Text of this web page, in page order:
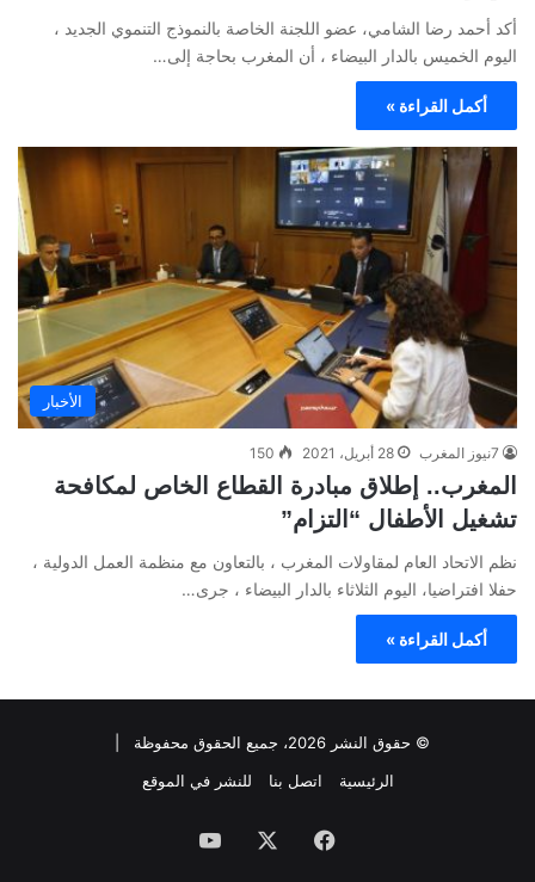
أكد أحمد رضا الشامي، عضو اللجنة الخاصة بالنموذج التنموي الجديد ،
اليوم الخميس بالدار البيضاء ، أن المغرب بحاجة إلى…
أكمل القراءة »
الأخبار
7نيوز المغرب 28 أبريل، 2021 150
المغرب.. إطلاق مبادرة القطاع الخاص لمكافحة
تشغيل الأطفال “التزام”
نظم الاتحاد العام لمقاولات المغرب ، بالتعاون مع منظمة العمل الدولية ،
حفلا افتراضيا، اليوم الثلاثاء بالدار البيضاء ، جرى…
أكمل القراءة »
© حقوق النشر 2026، جميع الحقوق محفوظة |
الرئيسية
اتصل بنا للنشر في الموقع
فيسبوك